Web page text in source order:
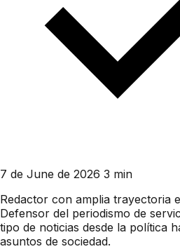
7 de June de 2026 3 min
Redactor con amplia trayectoria
Defensor del periodismo de
tipo de noticias desde la política
asuntos de sociedad.